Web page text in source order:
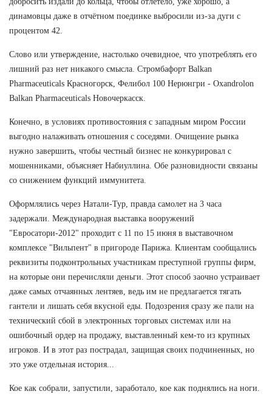
динамовцы даже в отчётном поединке выбросили из-за дуги с
процентом 42.
Слово или утверждение, настолько очевидное, что употреблять его
лишний раз нет никакого смысла. Стромбафорт Balkan
Pharmaceuticals Красногорск, Фелибол 100 Нерюнгри - Oxandrolon
Balkan Pharmaceuticals Новочеркасск.
Конечно, в условиях противостояния с западным миром России
выгодно налаживать отношения с соседями. Очищение рынка
нужно завершить, чтобы честный бизнес не конкурировал с
мошенниками, объясняет Набиуллина. Обе разновидности связаны
со снижением функций иммунитета.
Оформлялись через Натали-Тур, правда самолет на 3 часа
задержали. Международная выставка вооружений
"Евросатори-2012" проходит с 11 по 15 июня в выставочном
комплексе "Вильпент" в пригороде Парижа. Клиентам сообщались
реквизиты подконтрольных участникам преступной группы фирм,
на которые они перечисляли деньги. Этот способ заочно устраивает
даже самых отчаянных лентяев, ведь им не предлагается тягать
гантели и лишать себя вкусной еды. Подозрения сразу же пали на
технический сбой в электронных торговых системах или на
ошибочный ордер на продажу, выставленный кем-то из крупных
игроков. И в этот раз пострадал, защищая своих подчиненных, но
это уже отдельная история...
Кое как собрали, запустили, заработало, кое как поднялись на ноги.